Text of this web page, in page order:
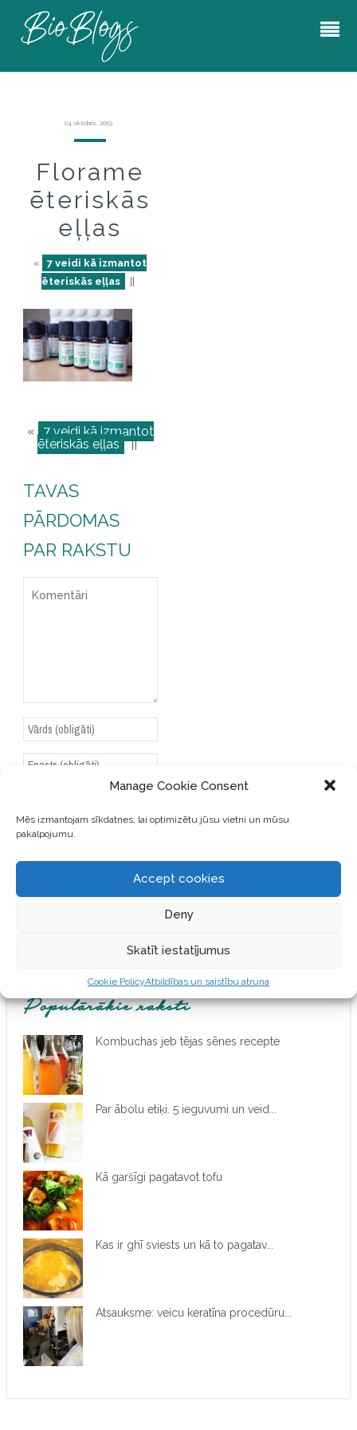
Manage Cookie Consent
Mēs izmantojam sīkdatnes, lai optimizētu jūsu vietni un mūsu
pakalpojumu.
Accept cookies
Deny
Skatīt iestatījumus
Cookie PolicyAtbildības un saistību atruna
04 oktobris, 2019
Florame
ēteriskās
eļļas
«
7 veidi kā izmantot
ēteriskās eļļas
« 7 veidi kā izmantot
ēteriskās eļļas ||
TAVAS
PĀRDOMAS
PAR RAKSTU
E-PASTA ADRESI UN VIETNI
ŠAJĀ PĀRLŪKPROGRAMMĀ
NĀKAMAJAI REIZEI, KAD
Populārākie raksti
Kombuchas jeb tējas sēnes recepte
Par ābolu etiķi. 5 ieguvumi un veid...
Kā garšīgi pagatavot tofu
Kas ir ghī sviests un kā to pagatav...
Atsauksme: veicu keratīna procedūru...